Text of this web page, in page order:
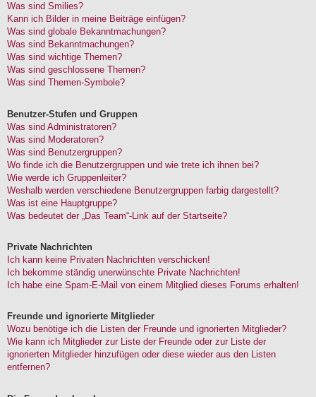
Was sind Smilies?
Kann ich Bilder in meine Beiträge einfügen?
Was sind globale Bekanntmachungen?
Was sind Bekanntmachungen?
Was sind wichtige Themen?
Was sind geschlossene Themen?
Was sind Themen-Symbole?
Benutzer-Stufen und Gruppen
Was sind Administratoren?
Was sind Moderatoren?
Was sind Benutzergruppen?
Wo finde ich die Benutzergruppen und wie trete ich ihnen bei?
Wie werde ich Gruppenleiter?
Weshalb werden verschiedene Benutzergruppen farbig dargestellt?
Was ist eine Hauptgruppe?
Was bedeutet der „Das Team“-Link auf der Startseite?
Private Nachrichten
Ich kann keine Privaten Nachrichten verschicken!
Ich bekomme ständig unerwünschte Private Nachrichten!
Ich habe eine Spam-E-Mail von einem Mitglied dieses Forums erhalten!
Freunde und ignorierte Mitglieder
Wozu benötige ich die Listen der Freunde und ignorierten Mitglieder?
Wie kann ich Mitglieder zur Liste der Freunde oder zur Liste der
ignorierten Mitglieder hinzufügen oder diese wieder aus den Listen
entfernen?